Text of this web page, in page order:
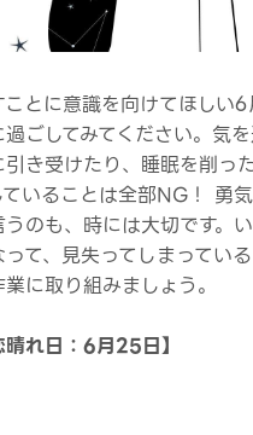
ことに意識を向けてほしい
ごしてみてください。気を
き受けたり、睡眠を削っ
いることは全部NG！ 勇
のも、時には大切です。
て、見失ってしまってい
に取り組みましょう。
晴れ日：6月25日】